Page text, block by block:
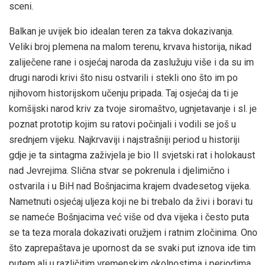
sceni.
Balkan je uvijek bio idealan teren za takva dokazivanja.
Veliki broj plemena na malom terenu, krvava historija, nikad
zaliječene rane i osjećaj naroda da zaslužuju više i da su im
drugi narodi krivi što nisu ostvarili i stekli ono što im po
njihovom historijskom učenju pripada. Taj osjećaj da ti je
komšijski narod kriv za tvoje siromaštvo, ugnjetavanje i sl. je
poznat prototip kojim su ratovi počinjali i vodili se još u
srednjem vijeku. Najkrvaviji i najstrašniji period u historiji
gdje je ta sintagma zaživjela je bio II svjetski rat i holokaust
nad Jevrejima. Slična stvar se pokrenula i djelimično i
ostvarila i u BiH nad Bošnjacima krajem dvadesetog vijeka.
Nametnuti osjećaj uljeza koji ne bi trebalo da živi i boravi tu
se nameće Bošnjacima već više od dva vijeka i često puta
se ta teza morala dokazivati oružjem i ratnim zločinima. Ono
što zaprepaštava je upornost da se svaki put iznova ide tim